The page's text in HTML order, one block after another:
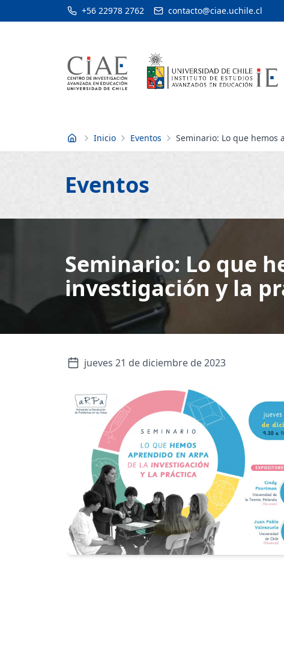
+56 22978 2762 contacto@ciae.uchile.cl
Inicio Inicio Eventos Seminario: Lo que hemos
Eventos
Seminario: Lo que
investigación y la
jueves 21 de diciembre de 2023